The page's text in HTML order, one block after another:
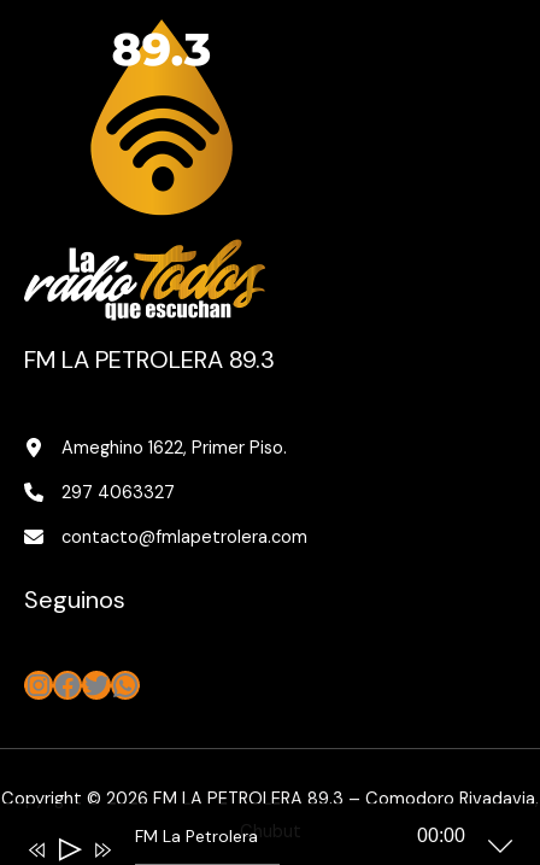
FM LA PETROLERA 89.3
Ameghino 1622, Primer Piso.
297 4063327
contacto@fmlapetrolera.com
Seguinos
Instagram
Facebook
Twitter
WhatsApp
Copyright © 2026 FM LA PETROLERA 89.3 – Comodoro Rivadavia,
Chubut
FM La Petrolera
Reproductor
00:00